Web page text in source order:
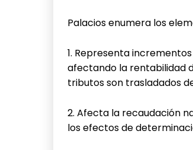
Palacios enumera los
1. Representa
afectando la rentabilidad
tributos son trasladados
2. Afecta la recaudación
los efectos de